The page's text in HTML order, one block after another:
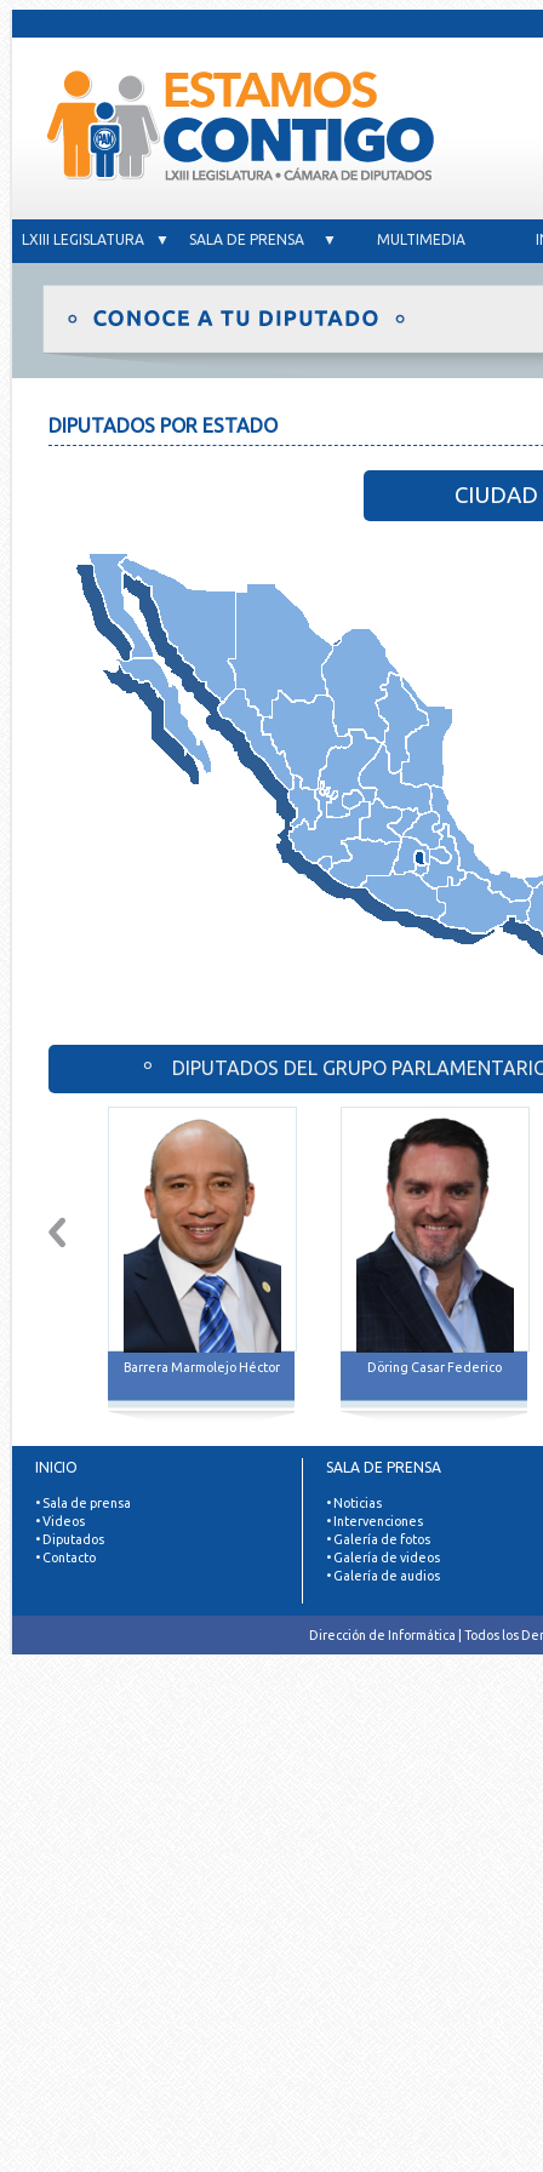
LXIII LEGISLATURA ▼ SALA DE PRENSA ▼ MULTIMEDIA
DIPUTADOS POR ESTADO
CIUDAD
º DIPUTADOS DEL GRUPO
Barrera Marmolejo Héctor Döring Casar Federico
INICIO
• Sala de prensa
• Videos
• Diputados
• Contacto
SALA DE PRENSA
• Noticias
• Intervenciones
• Galería de fotos
• Galería de videos
• Galería de audios
Dirección de Informática | Todos los